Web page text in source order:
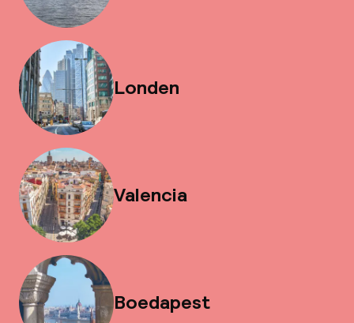
Londen
Valencia
Boedapest